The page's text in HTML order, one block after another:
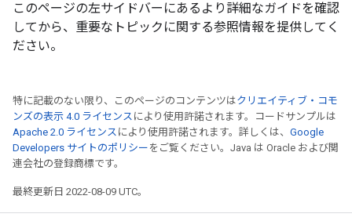
このページの左サイドバーにあるより詳細なガイドを確認
してから、重要なトピックに関する参照情報を提供してく
ださい。
特に記載のない限り、このページのコンテンツはクリエイティブ・コモ
ンズの表示 4.0 ライセンス により使用許諾されます。コードサンプルは
Apache 2.0 ライセンス により使用許諾されます。詳しくは、 Google
Developers サイトのポリシー をご覧ください。Java は Oracle および関
連会社の登録商標です。
最終更新日 2022-08-09 UTC。